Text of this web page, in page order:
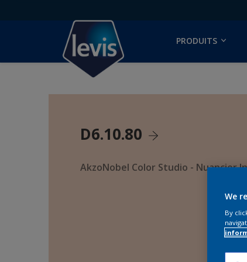
PRODUITS
D6.10.80
AkzoNobel Color Studio - Nuancier
We
By